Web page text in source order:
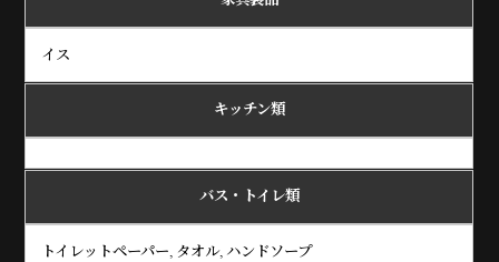
イス
キッチン類
バス・トイレ類
トイレットペーパー, タオル, ハンドソープ